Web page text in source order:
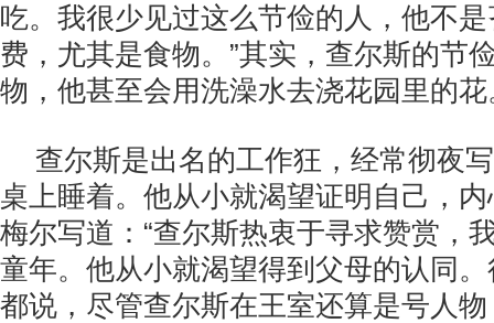
吃。我很少见过这么节俭的人，他不
费，尤其是食物。”其实，查尔斯的节
物，他甚至会用洗澡水去浇花园里的花
查尔斯是出名的工作狂，经常彻夜
桌上睡着。他从小就渴望证明自己，
梅尔写道：“查尔斯热衷于寻求赞赏，
童年。他从小就渴望得到父母的认同
都说，尽管查尔斯在王室还算是号人